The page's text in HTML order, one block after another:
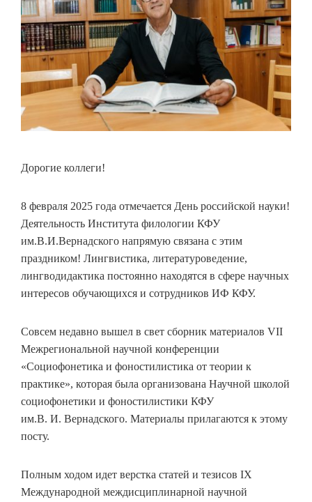
Дорогие коллеги!
8 февраля 2025 года отмечается День российской науки!
Деятельность Института филологии КФУ
им.В.И.Вернадского напрямую связана с этим
праздником! Лингвистика, литературоведение,
лингводидактика постоянно находятся в сфере научных
интересов обучающихся и сотрудников ИФ КФУ.
Совсем недавно вышел в свет сборник материалов VII
Межрегиональной научной конференции
«Социофонетика и фоностилистика от теории к
практике», которая была организована Научной школой
социофонетики и фоностилистики КФУ
им.В. И. Вернадского. Материалы прилагаются к этому
посту.
Полным ходом идет верстка статей и тезисов IX
Международной междисциплинарной научной